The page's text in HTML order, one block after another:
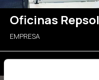
Oficinas Repsol
EMPRESA